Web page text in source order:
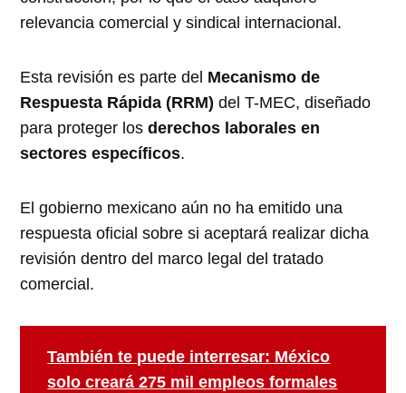
relevancia comercial y sindical internacional.
Esta revisión es parte del Mecanismo de
Respuesta Rápida (RRM) del T-MEC, diseñado
para proteger losderechos laborales en
sectores específicos.
El gobierno mexicano aún no ha emitido una
respuesta oficial sobre si aceptará realizar dicha
revisión dentro del marco legal del tratado
comercial.
También te puede interresar: México
solo creará 275 mil empleos formales